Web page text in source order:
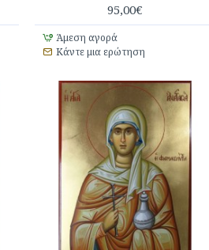
95,00€
Άμεση αγορά
Κάντε μια ερώτηση